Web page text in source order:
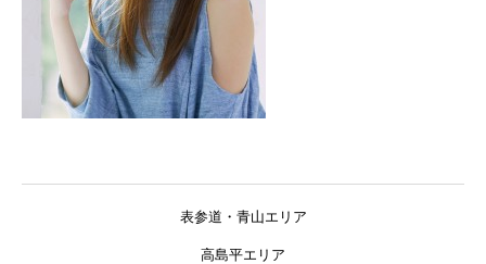
表参道・青山エリア
高島平エリア